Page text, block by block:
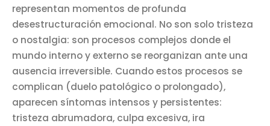
representan momentos de profunda
desestructuración emocional. No son solo tristeza
o nostalgia: son procesos complejos donde el
mundo interno y externo se reorganizan ante una
ausencia irreversible. Cuando estos procesos se
complican (duelo patológico o prolongado),
aparecen síntomas intensos y persistentes:
tristeza abrumadora, culpa excesiva, ira